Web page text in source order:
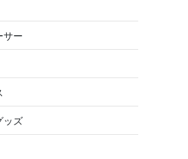
サー
ッズ